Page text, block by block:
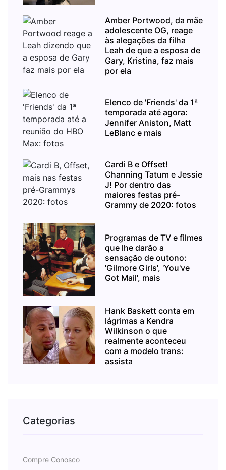
Amber Portwood, da mãe
adolescente OG, reage
às alegações da filha
Leah de que a esposa de
Gary, Kristina, faz mais
por ela
Elenco de 'Friends' da 1ª
temporada até agora:
Jennifer Aniston, Matt
LeBlanc e mais
Cardi B e Offset!
Channing Tatum e Jessie
J! Por dentro das
maiores festas pré-
Grammy de 2020: fotos
Programas de TV e filmes
que lhe darão a
sensação de outono:
'Gilmore Girls', 'You've
Got Mail', mais
Hank Baskett conta em
lágrimas a Kendra
Wilkinson o que
realmente aconteceu
com a modelo trans:
assista
Categorias
Compre Conosco